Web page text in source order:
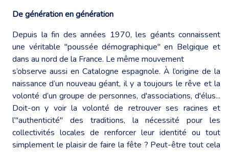
De génération en génération
Depuis la fin des années 1970, les géants connaissent
une véritable "poussée démographique" en Belgique et
dans au nord de la France. Le même mouvement
s’observe aussi en Catalogne espagnole. À l’origine de la
naissance d’un nouveau géant, il y a toujours le rêve et la
volonté d’un groupe de personnes, d'associations, d'élus...
Doit-on y voir la volonté de retrouver ses racines et
l’"authenticité" des traditions, la nécessité pour les
collectivités locales de renforcer leur identité ou tout
simplement le plaisir de faire la fête ? Peut-être tout cela